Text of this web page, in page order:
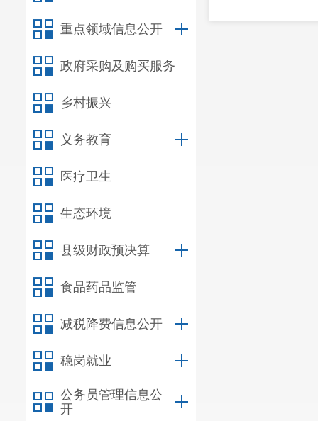
重点领域信息公开
政府采购及购买服务
乡村振兴
义务教育
医疗卫生
生态环境
县级财政预决算
食品药品监管
减税降费信息公开
稳岗就业
公务员管理信息公
开